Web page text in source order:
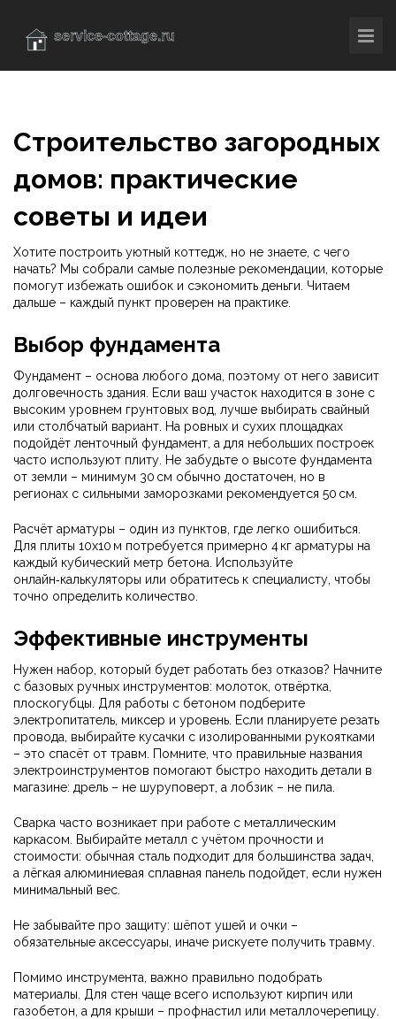
Строительство загородных
домов: практические
советы и идеи
Хотите построить уютный коттедж, но не знаете, с чего
начать? Мы собрали самые полезные рекомендации, которые
помогут избежать ошибок и сэкономить деньги. Читаем
дальше – каждый пункт проверен на практике.
Выбор фундамента
Фундамент – основа любого дома, поэтому от него зависит
долговечность здания. Если ваш участок находится в зоне с
высоким уровнем грунтовых вод, лучше выбирать свайный
или столбчатый вариант. На ровных и сухих площадках
подойдёт ленточный фундамент, а для небольших построек
часто используют плиту. Не забудьте о высоте фундамента
от земли – минимум 30 см обычно достаточен, но в
регионах с сильными заморозками рекомендуется 50 см.
Расчёт арматуры – один из пунктов, где легко ошибиться.
Для плиты 10х10 м потребуется примерно 4 кг арматуры на
каждый кубический метр бетона. Используйте
онлайн‑калькуляторы или обратитесь к специалисту, чтобы
точно определить количество.
Эффективные инструменты
Нужен набор, который будет работать без отказов? Начните
с базовых ручных инструментов: молоток, отвёртка,
плоскогубцы. Для работы с бетоном подберите
электропитатель, миксер и уровень. Если планируете резать
провода, выбирайте кусачки с изолированными рукоятками
– это спасёт от травм. Помните, что правильные названия
электроинструментов помогают быстро находить детали в
магазине: дрель – не шуруповерт, а лобзик – не пила.
Сварка часто возникает при работе с металлическим
каркасом. Выбирайте металл с учётом прочности и
стоимости: обычная сталь подходит для большинства задач,
а лёгкая алюминиевая сплавная панель подойдет, если нужен
минимальный вес.
Не забывайте про защиту: шёпот ушей и очки –
обязательные аксессуары, иначе рискуете получить травму.
Помимо инструмента, важно правильно подобрать
материалы. Для стен чаще всего используют кирпич или
газобетон, а для крыши – профнастил или металлочерепицу.